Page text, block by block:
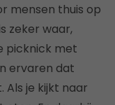
mensen thuis op
zeker waar,
picknick met
ervaren dat
Als je kijkt naar